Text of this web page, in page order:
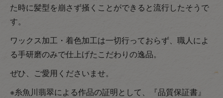
た時に髪型を崩さず掻くことができると流行したそうで
す。
ワックス加工・着色加工は一切行っておらず、職人によ
る手研磨のみで仕上げたこだわりの逸品。
ぜひ、ご愛用くださいませ。
※糸魚川翡翠による作品の証明として、『品質保証書』